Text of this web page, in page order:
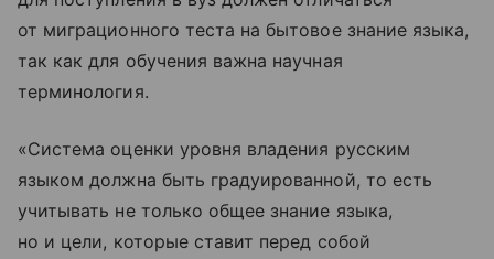
от миграционного теста на бытовое знание языка,
так как для обучения важна научная
терминология.
«Система оценки уровня владения русским
языком должна быть градуированной, то есть
учитывать не только общее знание языка,
но и цели, которые ставит перед собой